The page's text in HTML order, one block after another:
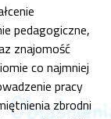
pedagogiczne,
znajomość
co najmniej
pracy
zbrodni